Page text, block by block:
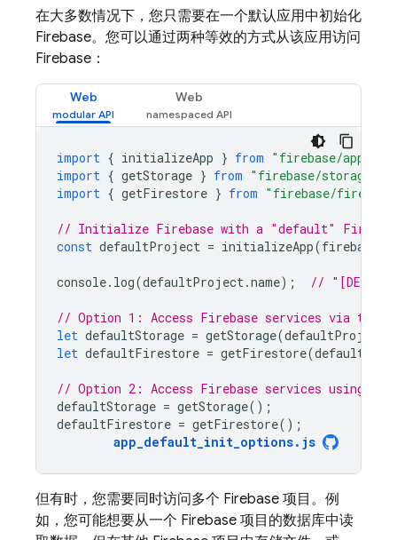
在大多数情况下，您只需要在一个默认应用中初始化
Firebase。您可以通过两种等效的方式从该应用访问
Firebase：
Web Web
import { initializeApp } from "firebase/app"
import { getStorage } from "firebase/storage"
import { getFirestore } from "firebase/
// Initialize Firebase with a "default"
const defaultProject = initializeApp(
console. log(defaultProject.name); //
// Option 1: Access Firebase services via the
let defaultStorage = getStorage(defaultProject
let defaultFirestore = getFirestore(
// Option 2: Access Firebase services using
defaultStorage = getStorage();
defaultFirestore = getFirestore();
app_default_init_options. js
但有时，您需要同时访问多个 Firebase 项目。例
如，您可能想要从一个 Firebase 项目的数据库中读